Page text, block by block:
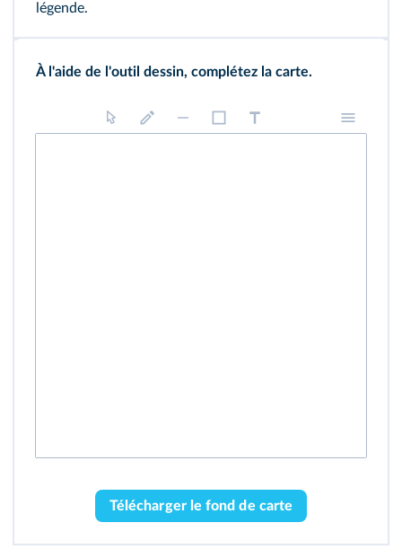
légende.
À l'aide de l'outil dessin, complétez la carte.
Télécharger le fond de carte